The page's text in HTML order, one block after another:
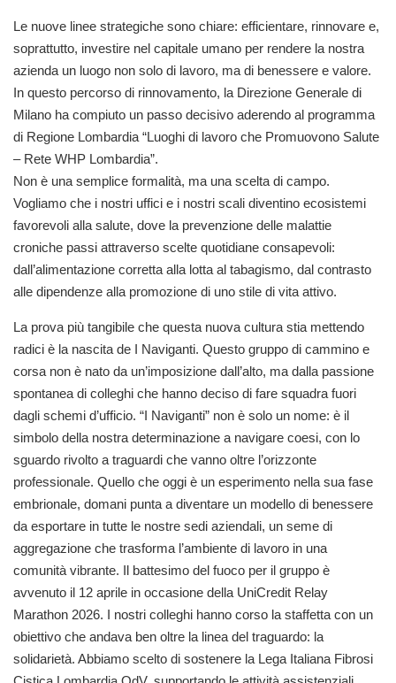
Le nuove linee strategiche sono chiare: efficientare, rinnovare e,
soprattutto, investire nel capitale umano per rendere la nostra
azienda un luogo non solo di lavoro, ma di benessere e valore.
In questo percorso di rinnovamento, la Direzione Generale di
Milano ha compiuto un passo decisivo aderendo al programma
di Regione Lombardia “Luoghi di lavoro che Promuovono Salute
– Rete WHP Lombardia”.
Non è una semplice formalità, ma una scelta di campo.
Vogliamo che i nostri uffici e i nostri scali diventino ecosistemi
favorevoli alla salute, dove la prevenzione delle malattie
croniche passi attraverso scelte quotidiane consapevoli:
dall’alimentazione corretta alla lotta al tabagismo, dal contrasto
alle dipendenze alla promozione di uno stile di vita attivo.
La prova più tangibile che questa nuova cultura stia mettendo
radici è la nascita de I Naviganti. Questo gruppo di cammino e
corsa non è nato da un’imposizione dall’alto, ma dalla passione
spontanea di colleghi che hanno deciso di fare squadra fuori
dagli schemi d’ufficio. “I Naviganti” non è solo un nome: è il
simbolo della nostra determinazione a navigare coesi, con lo
sguardo rivolto a traguardi che vanno oltre l’orizzonte
professionale. Quello che oggi è un esperimento nella sua fase
embrionale, domani punta a diventare un modello di benessere
da esportare in tutte le nostre sedi aziendali, un seme di
aggregazione che trasforma l’ambiente di lavoro in una
comunità vibrante. Il battesimo del fuoco per il gruppo è
avvenuto il 12 aprile in occasione della UniCredit Relay
Marathon 2026. I nostri colleghi hanno corso la staffetta con un
obiettivo che andava ben oltre la linea del traguardo: la
solidarietà. Abbiamo scelto di sostenere la Lega Italiana Fibrosi